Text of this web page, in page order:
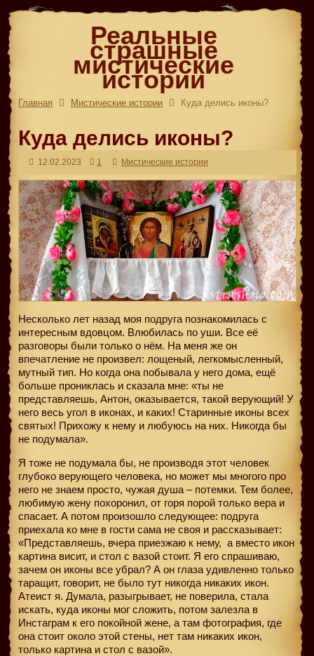
Реальные
страшные
мистические
истории
Главная Мистические истории Куда делись иконы?
Куда делись иконы?
12.02.2023 1 Мистические истории
Несколько лет назад моя подруга познакомилась с
интересным вдовцом. Влюбилась по уши. Все её
разговоры были только о нём. На меня же он
впечатление не произвел: лощеный, легкомысленный,
мутный тип. Но когда она побывала у него дома, ещё
больше прониклась и сказала мне: «ты не
представляешь, Антон, оказывается, такой верующий! У
него весь угол в иконах, и каких! Старинные иконы всех
святых! Прихожу к нему и любуюсь на них. Никогда бы
не подумала».
Я тоже не подумала бы, не производя этот человек
глубоко верующего человека, но может мы многого про
него не знаем просто, чужая душа – потемки. Тем более,
любимую жену похоронил, от горя порой только вера и
спасает. А потом произошло следующее: подруга
приехала ко мне в гости сама не своя и рассказывает:
«Представляешь, вчера приезжаю к нему, а вместо икон
картина висит, и стол с вазой стоит. Я его спрашиваю,
зачем он иконы все убрал? А он глаза удивленно только
таращит, говорит, не было тут никогда никаких икон.
Атеист я. Думала, разыгрывает, не поверила, стала
искать, куда иконы мог сложить, потом залезла в
Инстаграм к его покойной жене, а там фотография, где
она стоит около этой стены, нет там никаких икон,
только картина и стол с вазой».